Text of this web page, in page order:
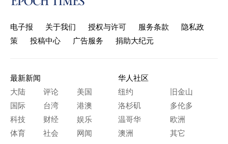
电子报 关于我们 授权与许可 服务条款
隐私政
策
投稿中心 广告服务 捐助大纪元
最新新闻
大陆
评论
美国
国际
台湾
港澳
科技
财经
娱乐
体育
社会 网闻
华人社区
纽约
旧金山
洛杉矶
多伦多
温哥华
欧洲
澳洲
其它